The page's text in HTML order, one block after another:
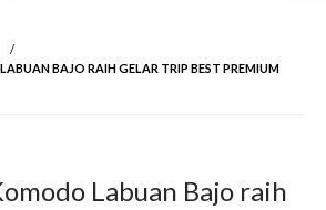
BAJO RAIH GELAR TRIP BEST PREMIUM
Labuan Bajo raih